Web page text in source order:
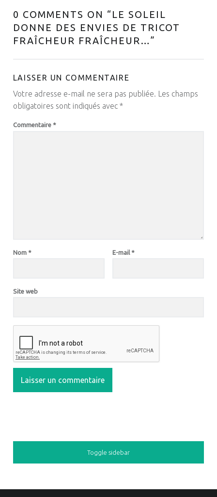
0 COMMENTS ON “ LE SOLEIL
DONNE DES ENVIES DE TRICOT
FRAÎCHEUR FRAÎCHEUR…”
LAISSER UN COMMENTAIRE
Votre adresse e-mail ne sera pas publiée.
Les champs
obligatoires sont indiqués avec *
Commentaire *
Nom * E-mail *
Site web
SIDEBAR
Toggle sidebar